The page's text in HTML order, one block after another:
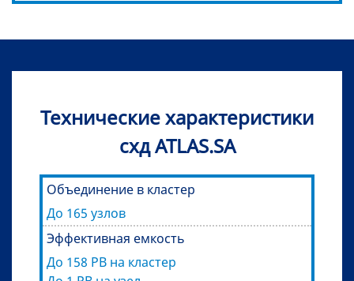
Технические характеристики
схд ATLAS.SA
Объединение в кластер
До 165 узлов
Эффективная емкость
До 158 PB на кластер